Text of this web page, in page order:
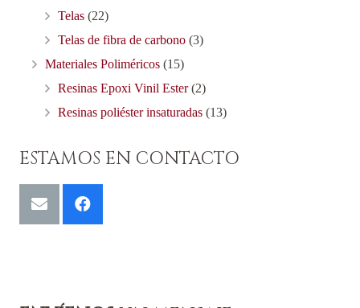
Telas (22)
Telas de fibra de carbono (3)
Materiales Poliméricos (15)
Resinas Epoxi Vinil Ester(2)
Resinas poliéster insaturadas (13)
ESTAMOS EN CONTACTO